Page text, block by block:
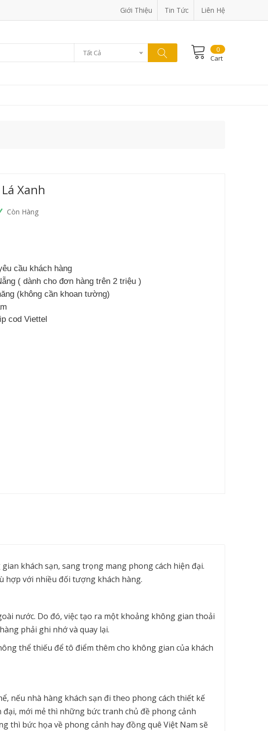
Giới Thiệu Tin Tức Liên Hệ
Tất Cả
0
Cart
Xanh
Còn Hàng
cầu khách hàng
( dành cho đơn hàng trên 2 triệu )
(không cần khoan tường)
cod Viettel
khách sạn, sang trọng mang phong cách hiện đại.
hợp với nhiều đối tượng khách hàng.
nước. Do đó, việc tạo ra một khoảng không gian thoải
phải ghi nhớ và quay lại.
thể thiếu để tô điểm thêm cho không gian của khách
nếu nhà hàng khách sạn đi theo phong cách thiết kế
mới mẻ thì những bức tranh chủ đề phong cảnh
thì bức họa về phong cảnh hay đồng quê Việt Nam sẽ